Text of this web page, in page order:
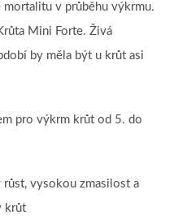
v průběhu výkrmu.
Mini Forte. Živá
by měla být u krůt asi
pro výkrm krůt od 5. do
růst, vysokou zmasilost a
krůt